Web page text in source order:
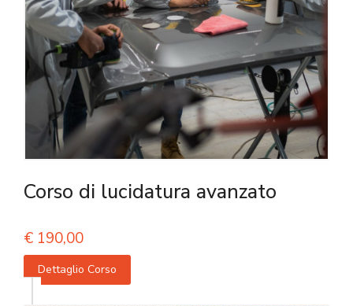
Corso di lucidatura avanzato
€ 190,00
Dettaglio Corso